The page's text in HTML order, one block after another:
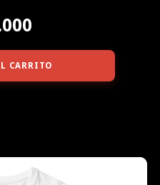
CARRITO